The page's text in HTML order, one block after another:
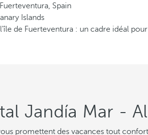
de Fuerteventura : un cadre idéal
Jandía Mar -
promettent des vacances tout